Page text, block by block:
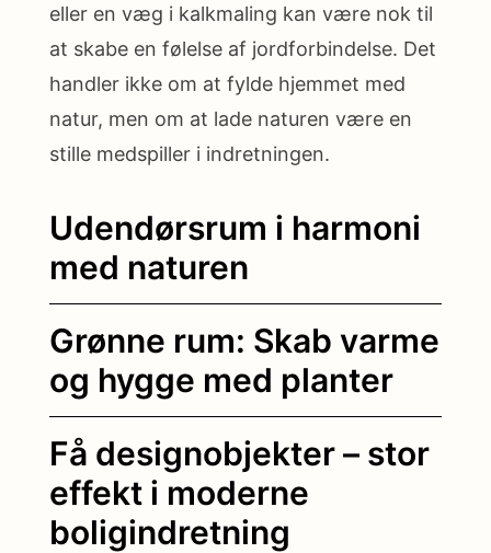
eller en væg i kalkmaling kan være nok til
at skabe en følelse af jordforbindelse. Det
handler ikke om at fylde hjemmet med
natur, men om at lade naturen være en
stille medspiller i indretningen.
Udendørsrum i harmoni
med naturen
Grønne rum: Skab varme
og hygge med planter
Få designobjekter – stor
effekt i moderne
boligindretning